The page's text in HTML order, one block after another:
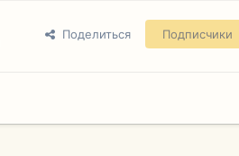
Поделиться Подписчики